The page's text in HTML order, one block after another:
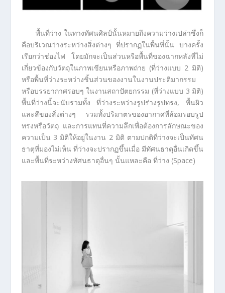
พื้นที่ว่าง ในทางทัศนศิลป์นั้นหมายถึงความว่างเปล่าซึ่งก็
คือบริเวณว่างระหว่างสิ่งต่างๆ ที่ปรากฏในพื้นที่นั้น บางครั้ง
เรียกว่าช่องไฟ โดยมักจะเป็นส่วนหรือพื้นที่ของฉากหลังที่ไม่
เกี่ยวข้องกับวัตถุในภาพเขียนหรือภาพถ่าย (ที่ว่างแบบ 2 มิติ)
หรือพื้นที่ว่างระหว่างชิ้นส่วนของงานในงานประติมากรรม
หรือบรรยากาศรอบๆ ในงานสถาปัตยกรรม (ที่ว่างแบบ 3 มิติ)
พื้นที่ว่างนี้จะนับรวมทั้ง ที่ว่างระหว่างรูปร่างรูปทรง, พื้นผิว
และสีของสิ่งต่างๆ รวมทั้งปริมาตรของอากาศที่ล้อมรอบรูป
ทรงหรือวัตถุ และการแทนที่ความลึกเพื่อต้องการลักษณะของ
ความเป็น 3 มิติให้อยู่ในงาน 2 มิติ ตามปกติที่ว่างจะเป็นทัศน
ธาตุที่มองไม่เห็น ที่ว่างจะปรากฏขึ้นเมื่อ มีทัศนธาตุอื่นเกิดขึ้น
และพื้นที่ระหว่างทัศนธาตุอื่นๆ นั้นแหละคือ ที่ว่าง (Space)